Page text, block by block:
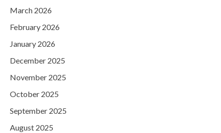
March 2026
February 2026
January 2026
December 2025
November 2025
October 2025
September 2025
August 2025